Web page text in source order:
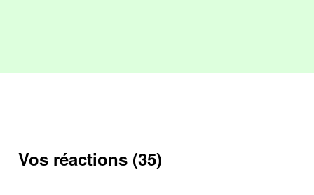
Vos réactions (35)